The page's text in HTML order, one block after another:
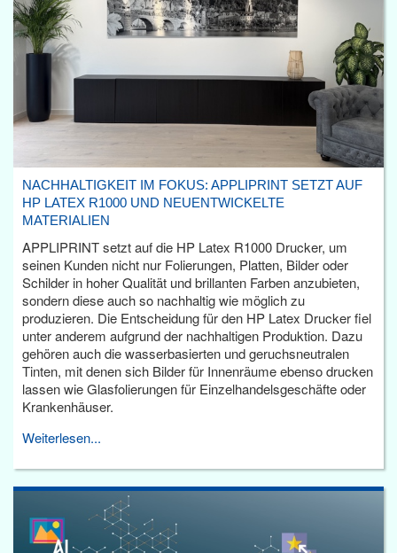
NACHHALTIGKEIT IM FOKUS: APPLIPRINT SETZT AUF
HP LATEX R1000 UND NEUENTWICKELTE
MATERIALIEN
APPLIPRINT setzt auf die HP Latex R1000 Drucker, um
seinen Kunden nicht nur Folierungen, Platten, Bilder oder
Schilder in hoher Qualität und brillanten Farben anzubieten,
sondern diese auch so nachhaltig wie möglich zu
produzieren. Die Entscheidung für den HP Latex Drucker fiel
unter anderem aufgrund der nachhaltigen Produktion. Dazu
gehören auch die wasserbasierten und geruchsneutralen
Tinten, mit denen sich Bilder für Innenräume ebenso drucken
lassen wie Glasfolierungen für Einzelhandelsgeschäfte oder
Krankenhäuser.
Weiterlesen...